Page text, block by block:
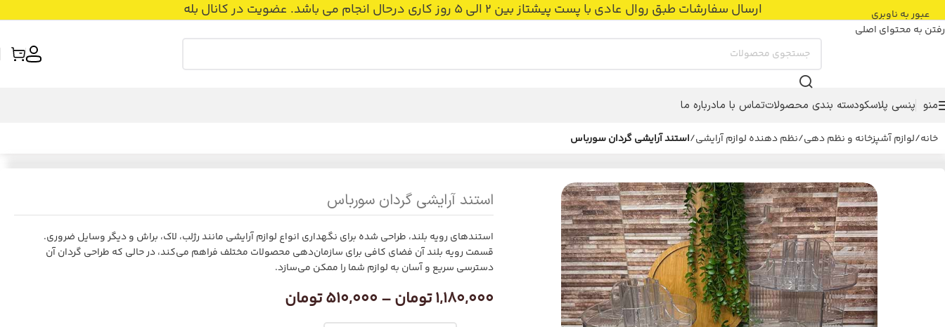
عبور به ناوبری
رفتن به محتوای اصلی
ارسال سفارشات طبق روال عادی با پست پیشتاز بین 2 الی 5 روز کاری درحال انجام می باشد. عضویت در کانال بله
منو پنسی پلاسکودسته بندی محصولاتتماس با مادرباره ما
خانه/لوازم آشپزخانه و نظم دهی/نظم دهنده لوازم آرایشی/استند آرایشی گردان سورباس
استند آرایشی گردان سورباس
استندهای رویه بلند، طراحی شده برای نگهداری انواع لوازم آرایشی مانند رژلب، لاک، براش و دیگر وسایل ضروری.
قسمت رویه بلند آن فضای کافی برای سازمان‌دهی محصولات مختلف فراهم می‌کند، در حالی که طراحی گردان آن
دسترسی سریع و آسان به لوازم شما را ممکن می‌سازد.
1,180,000تومان–
510,000تومان